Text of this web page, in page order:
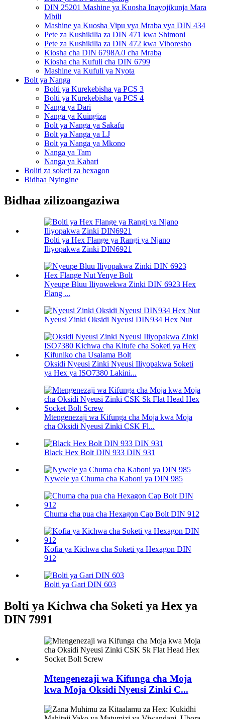
DIN 25201 Mashine ya Kuosha Inayojikunja Mara
Mbili
Mashine ya Kuosha Vipu vya Mraba vya DIN 434
Pete za Kushikilia za DIN 471 kwa Shimoni
Pete za Kushikilia za DIN 472 kwa Viboresho
Kiosha cha DIN 6798A/J cha Mraba
Kiosha cha Kufuli cha DIN 6799
Mashine ya Kufuli ya Nyota
Bolt ya Nanga
Bolti ya Kurekebisha ya PCS 3
Bolti ya Kurekebisha ya PCS 4
Nanga ya Dari
Nanga ya Kuingiza
Bolt ya Nanga ya Sakafu
Bolt ya Nanga ya LJ
Bolt ya Nanga ya Mkono
Nanga ya Tam
Nanga ya Kabari
Boliti za soketi za hexagon
Bidhaa Nyingine
Bidhaa zilizoangaziwa
Bolti ya Hex Flange ya Rangi ya Njano
Iliyopakwa Zinki DIN6921
Nyeupe Bluu Iliyowekwa Zinki DIN 6923 Hex
Flang ...
Nyeusi Zinki Oksidi Nyeusi DIN934 Hex Nut
Oksidi Nyeusi Zinki Nyeusi Iliyopakwa Soketi
ya Hex ya ISO7380 Lakini...
Mtengenezaji wa Kifunga cha Moja kwa Moja
cha Oksidi Nyeusi Zinki CSK Fl...
Black Hex Bolt DIN 933 DIN 931
Nywele ya Chuma cha Kaboni ya DIN 985
Chuma cha pua cha Hexagon Cap Bolt DIN 912
Kofia ya Kichwa cha Soketi ya Hexagon DIN
912
Bolti ya Gari DIN 603
Bolti ya Kichwa cha Soketi ya Hex ya
DIN 7991
Mtengenezaji wa Kifunga cha Moja
kwa Moja Oksidi Nyeusi Zinki C...